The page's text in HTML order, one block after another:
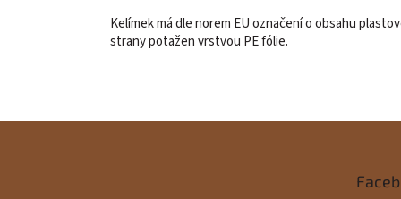
Kelímek má dle norem EU označení o obsahu
strany potažen vrstvou PE fólie.